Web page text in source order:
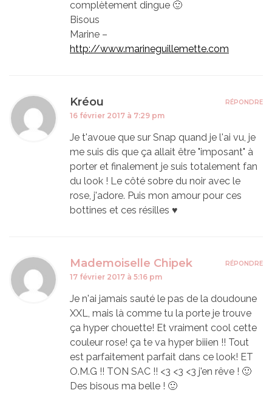
complètement dingue 🙂
Bisous
Marine –
http://www.marineguillemette.com
Kréou
16 février 2017 à 7:29 pm
Je t'avoue que sur Snap quand je l'ai vu, je
me suis dis que ça allait être "imposant" à
porter et finalement je suis totalement fan
du look ! Le côté sobre du noir avec le
rose, j'adore. Puis mon amour pour ces
bottines et ces résilles ♥
RÉPONDRE
Mademoiselle Chipek
17 février 2017 à 5:16 pm
Je n'ai jamais sauté le pas de la doudoune
XXL, mais là comme tu la porte je trouve
ça hyper chouette! Et vraiment cool cette
couleur rose! ça te va hyper biiien !! Tout
est parfaitement parfait dans ce look! ET
O.M.G !! TON SAC !! <3 <3 <3 j'en rêve ! 🙂
Des bisous ma belle ! 🙂
RÉPONDRE